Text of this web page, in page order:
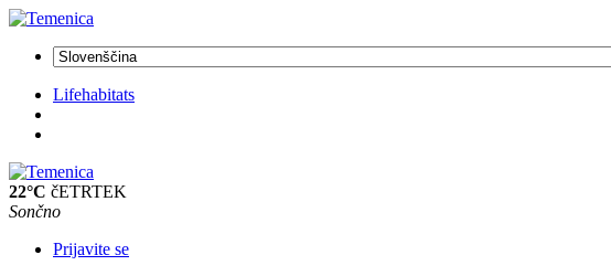
Lifehabitats
22°C čETRTEK
Sončno
Prijavite se